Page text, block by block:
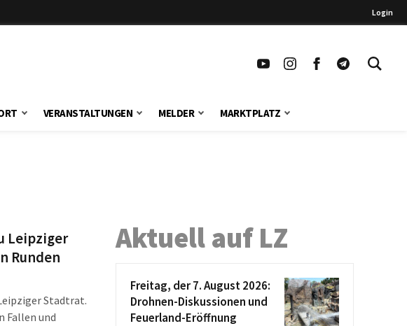
Login
VERANSTALTUNGEN MELDER MARKTPLATZ
Leipziger
Runden
Stadtrat.
Fallen und
Aktuell auf LZ
Freitag, der 7. August 2026:
Drohnen-Diskussionen und
Feuerland-Eröffnung